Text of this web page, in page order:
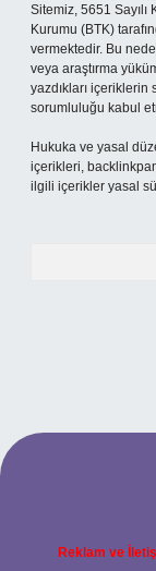
Sitemiz, 5651
Kurumu (BTK)
vermektedir. Bu
veya araştırma
yazdıkları
sorumluluğu kabul
Hukuka ve yasal
içerikleri,
ilgili içerikler yasal
giriş
Reklam ve